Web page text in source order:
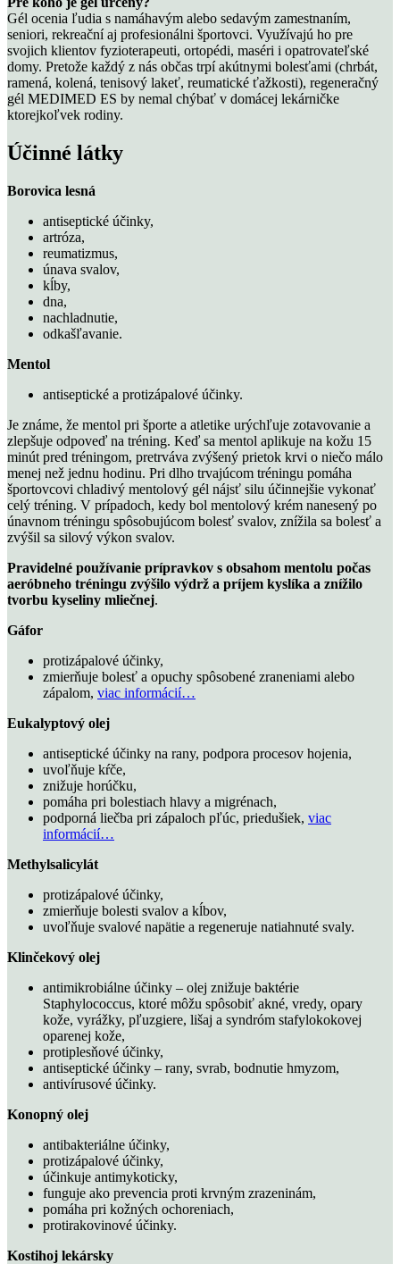
Gél ocenia ľudia s namáhavým alebo sedavým zamestnaním,
seniori, rekreační aj profesionálni športovci. Využívajú ho pre
svojich klientov fyzioterapeuti, ortopédi, maséri i opatrovateľské
domy. Pretože každý z nás občas trpí akútnymi bolesťami (chrbát,
ramená, kolená, tenisový lakeť, reumatické ťažkosti), regeneračný
gél MEDIMED ES by nemal chýbať v domácej lekárničke
ktorejkoľvek rodiny.
Účinné látky
Borovica lesná
antiseptické účinky,
artróza,
reumatizmus,
únava svalov,
kĺby,
dna,
nachladnutie,
odkašľavanie.
Mentol
antiseptické a protizápalové účinky.
Je známe, že mentol pri športe a atletike urýchľuje zotavovanie a
zlepšuje odpoveď na tréning. Keď sa mentol aplikuje na kožu 15
minút pred tréningom, pretrváva zvýšený prietok krvi o niečo málo
menej než jednu hodinu. Pri dlho trvajúcom tréningu pomáha
športovcovi chladivý mentolový gél nájsť silu účinnejšie vykonať
celý tréning. V prípadoch, kedy bol mentolový krém nanesený po
únavnom tréningu spôsobujúcom bolesť svalov, znížila sa bolesť a
zvýšil sa silový výkon svalov.
Pravidelné používanie prípravkov s obsahom mentolu počas
aeróbneho tréningu zvýšilo výdrž a príjem kyslíka a znížilo
tvorbu kyseliny mliečnej.
Gáfor
protizápalové účinky,
zmierňuje bolesť a opuchy spôsobené zraneniami alebo
zápalom, viac informácií…
Eukalyptový olej
antiseptické účinky na rany, podpora procesov hojenia,
uvoľňuje kŕče,
znižuje horúčku,
pomáha pri bolestiach hlavy a migrénach,
podporná liečba pri zápaloch pľúc, priedušiek, viac
informácií…
Methylsalicylát
protizápalové účinky,
zmierňuje bolesti svalov a kĺbov,
uvoľňuje svalové napätie a regeneruje natiahnuté svaly.
Klinčekový olej
antimikrobiálne účinky – olej znižuje baktérie
Staphylococcus, ktoré môžu spôsobiť akné, vredy, opary
kože, vyrážky, pľuzgiere, lišaj a syndróm stafylokokovej
oparenej kože,
protiplesňové účinky,
antiseptické účinky – rany, svrab, bodnutie hmyzom,
antivírusové účinky.
Konopný olej
antibakteriálne účinky,
protizápalové účinky,
účinkuje antimykoticky,
funguje ako prevencia proti krvným zrazeninám,
pomáha pri kožných ochoreniach,
protirakovinové účinky.
Kostihoj lekársky